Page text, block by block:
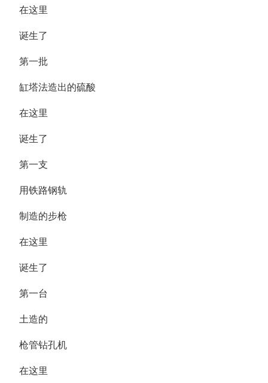
在这里
诞生了
第一批
缸塔法造出的硫酸
在这里
诞生了
第一支
用铁路钢轨
制造的步枪
在这里
诞生了
第一台
土造的
枪管钻孔机
在这里